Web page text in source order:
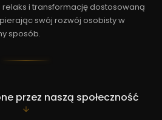
relaks i transformację dostosowaną
swój rozwój osobisty w
sposób.
przez naszą społeczność